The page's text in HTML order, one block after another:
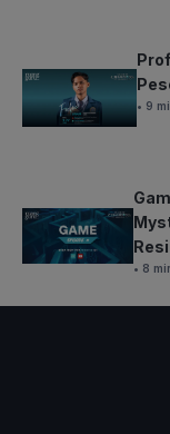
• 9
• 8